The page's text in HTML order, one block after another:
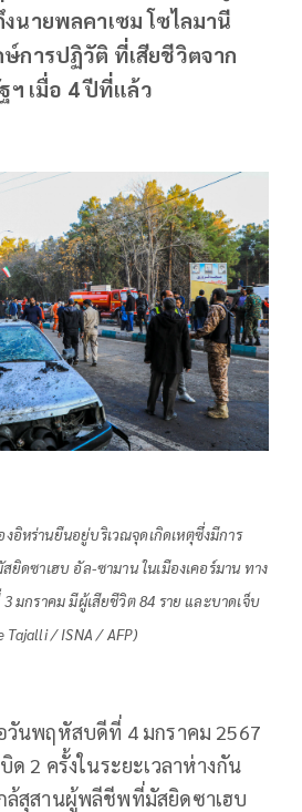
นายพลคาเซม โซไลมานี
การปฏิวัติ ที่เสียชีวิตจาก
ฯ เมื่อ 4 ปีที่แล้ว
อิหร่านยืนอยู่บริเวณจุดเกิดเหตุซึ่งมีการ
ยิดซาเฮบ อัล-ซามาน ในเมืองเคอร์มาน ทาง
มกราคม มีผู้เสียชีวิต 84 ราย และบาดเจ็บ
Tajalli / ISNA / AFP)
วันพฤหัสบดีที่ 4 มกราคม 2567
ด 2 ครั้งในระยะเวลาห่างกัน
ล้สุสานผู้พลีชีพที่มัสยิดซาเฮบ